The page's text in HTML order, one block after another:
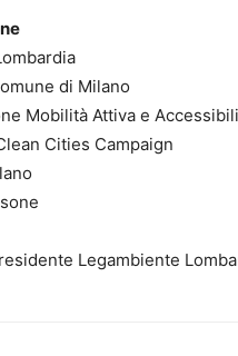
di Milano
Mobilità Attiva e
Cities Campaign
Legambiente